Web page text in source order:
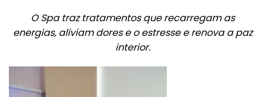
O Spa traz tratamentos que recarregam as
energias, aliviam dores e o estresse e renova a paz
interior.